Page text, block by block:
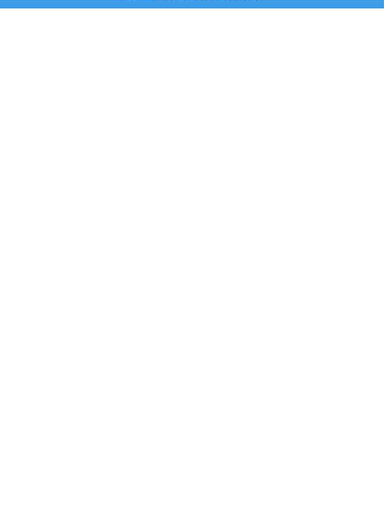
you'll be well on your way to